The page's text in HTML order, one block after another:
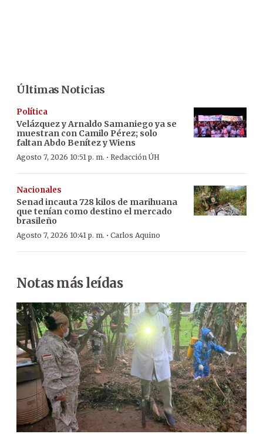
Últimas Noticias
Política
Velázquez y Arnaldo Samaniego ya se
muestran con Camilo Pérez; solo
faltan Abdo Benítez y Wiens
Agosto 7, 2026 10:51 p. m. · Redacción ÚH
Nacionales
Senad incauta 728 kilos de marihuana
que tenían como destino el mercado
brasileño
Agosto 7, 2026 10:41 p. m. · Carlos Aquino
Notas más leídas